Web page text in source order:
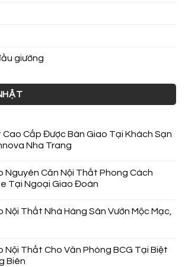
giường
Cao Cấp Được Bàn Giao Tại Khách Sạn
Nha Trang
Nguyên Căn Nội Thất Phong Cách
Tại Ngoại Giao Đoàn
Nội Thất Nhà Hàng Sân Vườn Mộc Mạc,
Nội Thất Cho Văn Phòng BCG Tại Biệt
Biên